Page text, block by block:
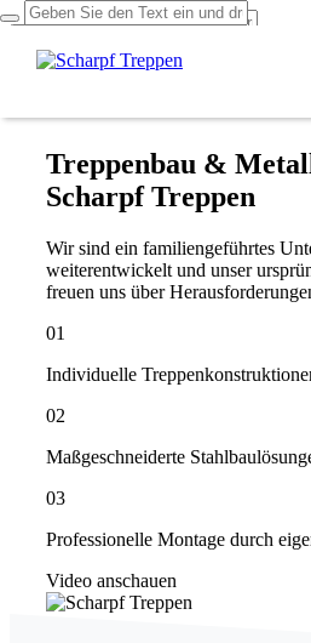
Treppenbau &
Scharpf Treppen
Wir sind ein familiengeführtes
weiterentwickelt und unser
freuen uns über
01
Individuelle
02
Maßgeschneiderte
03
Professionelle Montage durch
Video anschauen